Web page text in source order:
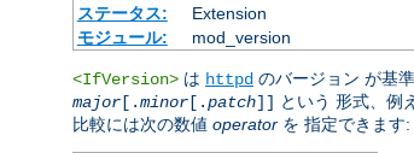
ステータス:
Extension
モジュール:
mod_version
<IfVersion> は httpd のバージョン が基
major [.minor [.patch]] という 形式、例
比較には次の数値 operator を 指定できます: